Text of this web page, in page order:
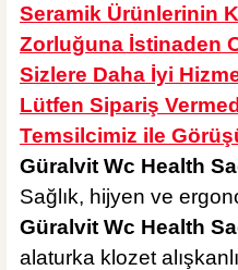
Seramik Ürünlerinin
Zorluğuna İstinaden
Sizlere Daha İyi
Lütfen Sipariş
Temsilcimiz ile
Güralvit Wc Health
Sağlık, hijyen ve
Güralvit Wc Health
alaturka klozet